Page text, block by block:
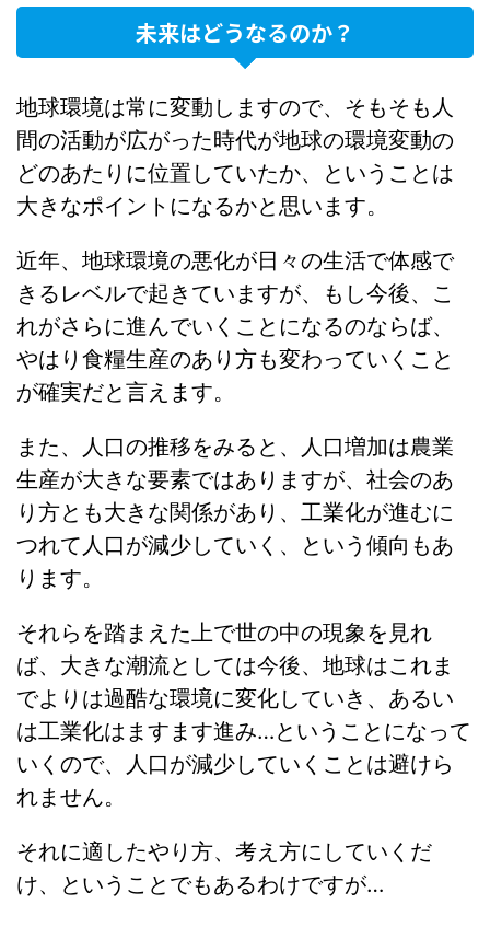
未来はどうなるのか？
地球環境は常に変動しますので、そもそも人
間の活動が広がった時代が地球の環境変動の
どのあたりに位置していたか、ということは
大きなポイントになるかと思います。
近年、地球環境の悪化が日々の生活で体感で
きるレベルで起きていますが、もし今後、こ
れがさらに進んでいくことになるのならば、
やはり食糧生産のあり方も変わっていくこと
が確実だと言えます。
また、人口の推移をみると、人口増加は農業
生産が大きな要素ではありますが、社会のあ
り方とも大きな関係があり、工業化が進むに
つれて人口が減少していく、という傾向もあ
ります。
それらを踏まえた上で世の中の現象を見れ
ば、大きな潮流としては今後、地球はこれま
でよりは過酷な環境に変化していき、あるい
は工業化はますます進み…ということになって
いくので、人口が減少していくことは避けら
れません。
それに適したやり方、考え方にしていくだ
け、ということでもあるわけですが…